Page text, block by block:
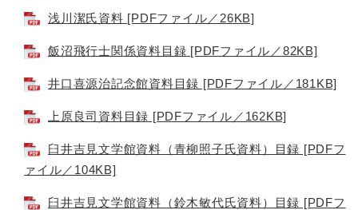
浅川潔氏資料 [PDFファイル／26KB]
飯沼飛行士関係資料目録 [PDFファイル／82KB]
井口喜源治記念館資料目録 [PDFファイル／181KB]
上原良司資料目録 [PDFファイル／162KB]
臼井吉見文学館資料（青柳照子氏資料）目録 [PDFフ
ァイル／104KB]
臼井吉見文学館資料（鈴木敏代氏資料）目録 [PDFフ